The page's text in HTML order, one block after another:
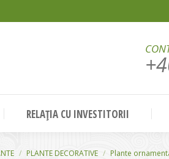
RELAȚIA CU INVESTITORII
PLANTE DECORATIVE Plante